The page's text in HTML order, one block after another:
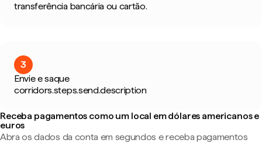
transferência bancária ou cartão.
3
Envie e saque
corridors.steps.send.description
Receba pagamentos como um local em dólares americanos e
euros
Abra os dados da conta em segundos e receba pagamentos